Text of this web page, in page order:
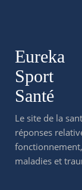
Eureka
Sport
Santé
Le site de la
réponses
maladies et